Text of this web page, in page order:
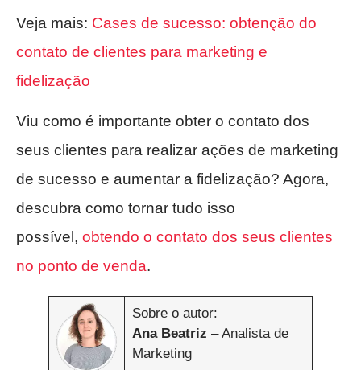
Veja mais: Cases de sucesso: obtenção do
contato de clientes para marketing e
fidelização
Viu como é importante obter o contato dos
seus clientes para realizar ações de marketing
de sucesso e aumentar a fidelização? Agora,
descubra como tornar tudo isso
possível, obtendo o contato dos seus clientes
no ponto de venda.
Sobre o autor:
Ana Beatriz – Analista de
Marketing